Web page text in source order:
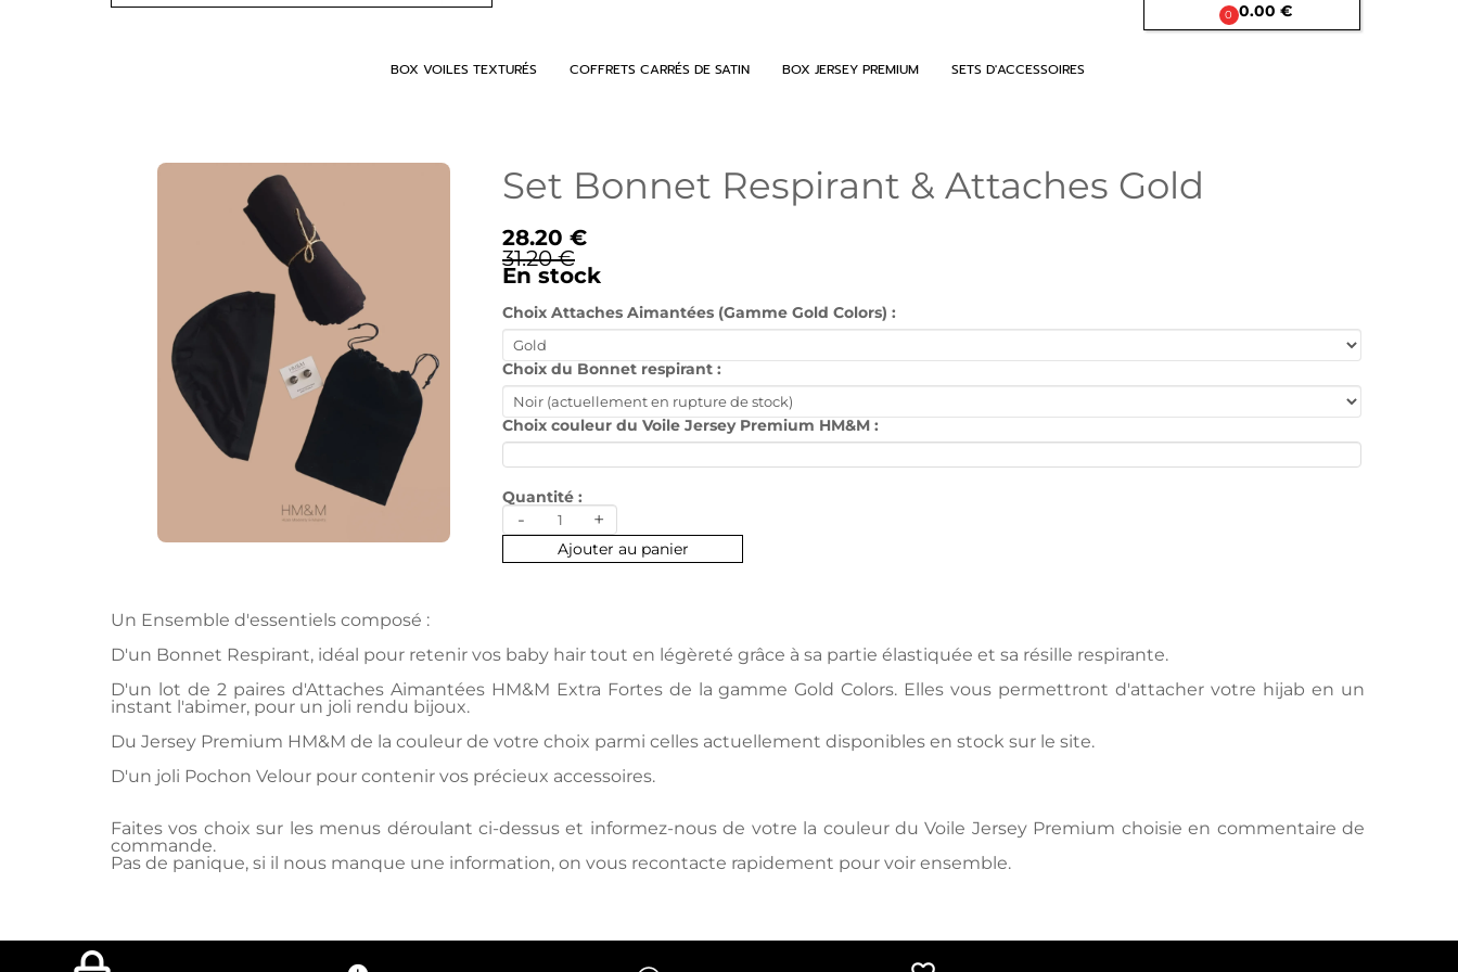
0 0.00 €
BOX VOILES TEXTURÉS COFFRETS CARRÉS DE SATIN BOX JERSEY PREMIUM SETS D'ACCESSOIRES
Set Bonnet Respirant & Attaches Gold
28.20 €
31.20 €
En stock
Choix Attaches Aimantées (Gamme Gold Colors) :
Choix du Bonnet respirant :
Choix couleur du Voile Jersey Premium HM&M :
Quantité :
- +
Ajouter au panier
Un Ensemble d'essentiels composé :
D'un Bonnet Respirant, idéal pour retenir vos baby hair tout en légèreté grâce à sa partie élastiquée et sa résille respirante.
D'un lot de 2 paires d'Attaches Aimantées HM&M Extra Fortes de la gamme Gold Colors. Elles vous permettront d'attacher votre hijab en un
instant l'abimer, pour un joli rendu bijoux.
Du Jersey Premium HM&M de la couleur de votre choix parmi celles actuellement disponibles en stock sur le site.
D'un joli Pochon Velour pour contenir vos précieux accessoires.
Faites vos choix sur les menus déroulant ci-dessus et informez-nous de votre la couleur du Voile Jersey Premium choisie en commentaire de
commande.
Pas de panique, si il nous manque une information, on vous recontacte rapidement pour voir ensemble.